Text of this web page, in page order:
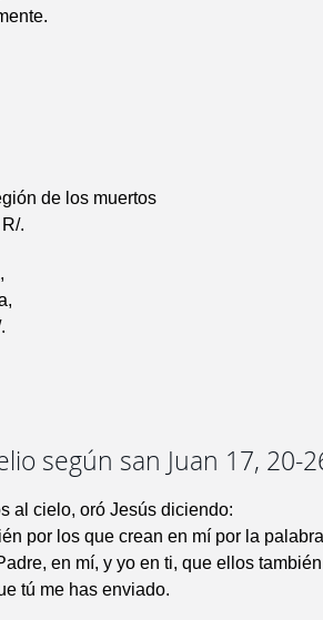
de los muertos
.
según san Juan 17, 20-
al cielo, oró Jesús diciendo:
por los que crean en mí por la
en mí, y yo en ti, que ellos
tú me has enviado.